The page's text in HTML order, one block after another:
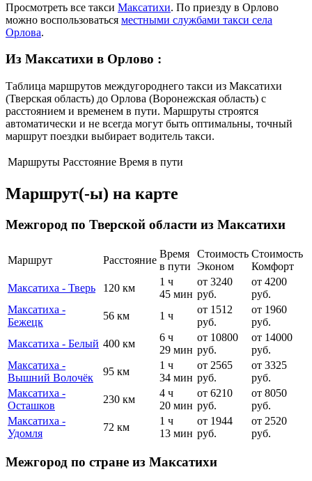
Просмотреть все такси Максатихи. По приезду в Орлово
можно воспользоваться местными службами такси села
Орлова.
Из Максатихи в Орлово :
Таблица маршрутов междугороднего такси из Максатихи
(Тверская область) до Орлова (Воронежская область) с
расстоянием и временем в пути. Маршруты строятся
автоматически и не всегда могут быть оптимальны, точный
маршрут поездки выбирает водитель такси.
Маршруты Расстояние Время в пути
Маршрут(-ы) на карте
Межгород по Тверской области из Максатихи
Маршрут Расстояние
Время
в пути
Стоимость
Эконом
Стоимость
Комфорт
Максатиха - Тверь
120 км
1 ч
45 мин
от 3240
руб.
от 4200
руб.
Максатиха -
Бежецк
56 км 1 ч
от 1512
руб.
от 1960
руб.
Максатиха - Белый 400 км
6 ч
29 мин
от 10800
руб.
от 14000
руб.
Максатиха -
Вышний Волочёк
95 км
1 ч
34 мин
от 2565
руб.
от 3325
руб.
Максатиха -
Осташков
230 км
4 ч
20 мин
от 6210
руб.
от 8050
руб.
Максатиха -
Удомля
72 км
1 ч
13 мин
от 1944
руб.
от 2520
руб.
Межгород по стране из Максатихи